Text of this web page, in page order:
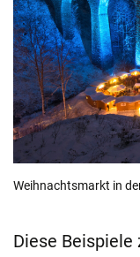
Weihnachtsmarkt in
Diese Beispiele